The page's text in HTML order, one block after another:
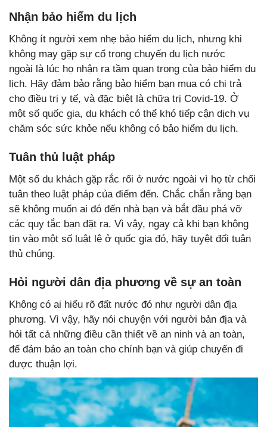
Nhận bảo hiểm du lịch
Không ít người xem nhẹ bảo hiểm du lịch, nhưng khi
không may gặp sự cố trong chuyến du lịch nước
ngoài là lúc họ nhận ra tầm quan trọng của bảo hiểm du
lịch. Hãy đảm bảo rằng bảo hiểm bạn mua có chi trả
cho điều trị y tế, và đặc biệt là chữa trị Covid-19. Ở
một số quốc gia, du khách có thể khó tiếp cận dịch vụ
chăm sóc sức khỏe nếu không có bảo hiểm du lịch.
Tuân thủ luật pháp
Một số du khách gặp rắc rối ở nước ngoài vì họ từ chối
tuân theo luật pháp của điểm đến. Chắc chắn rằng bạn
sẽ không muốn ai đó đến nhà bạn và bắt đầu phá vỡ
các quy tắc bạn đặt ra. Vì vậy, ngay cả khi bạn không
tin vào một số luật lệ ở quốc gia đó, hãy tuyệt đối tuân
thủ chúng.
Hỏi người dân địa phương về sự an toàn
Không có ai hiểu rõ đất nước đó như người dân địa
phương. Vì vậy, hãy nói chuyện với người bản địa và
hỏi tất cả những điều cần thiết về an ninh và an toàn,
để đảm bảo an toàn cho chính bạn và giúp chuyến đi
được thuận lợi.